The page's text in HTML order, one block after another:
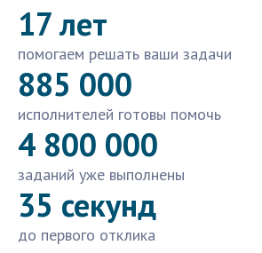
17 лет
помогаем решать ваши задачи
885 000
исполнителей готовы помочь
4 800 000
заданий уже выполнены
35 секунд
до первого отклика